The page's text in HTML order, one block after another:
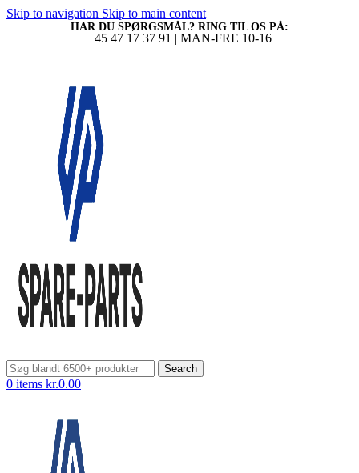
Skip to navigation Skip to main content
HAR DU SPØRGSMÅL? RING TIL OS PÅ:
+45 47 17 37 91 | MAN-FRE 10-16
Search
0 items kr.0.00